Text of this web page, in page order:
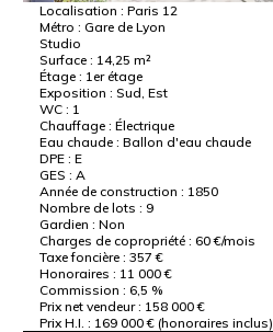
Localisation : Paris 12
Métro : Gare de Lyon
Studio
Surface : 14,25 m²
Étage : 1er étage
Exposition : Sud, Est
WC : 1
Chauffage : Électrique
Eau chaude : Ballon d'eau chaude
DPE : E
GES : A
Année de construction : 1850
Nombre de lots : 9
Gardien : Non
Charges de copropriété : 60 €/mois
Taxe foncière : 357 €
Honoraires : 11 000 €
Commission : 6,5 %
Prix net vendeur : 158 000 €
Prix H.I. : 169 000 € (honoraires inclus)